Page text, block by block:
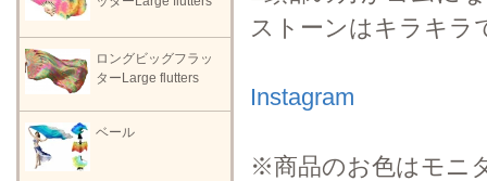
ストーンはキラキラ
Instagram
※商品のお色はモニ
ロングビッグフラッ
ターLarge flutters
ベール